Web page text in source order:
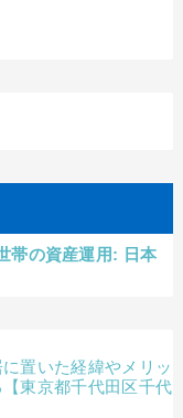
帯の資産運用: 日本
置いた経緯やメリッ
東京都千代田区千代